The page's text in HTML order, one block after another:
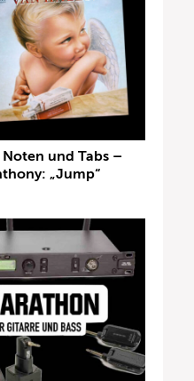
Noten und Tabs –
„Jump“